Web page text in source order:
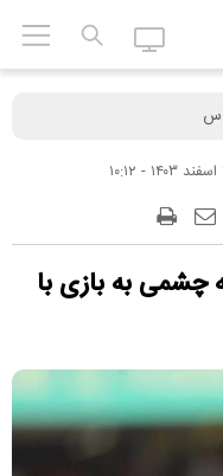
چشمی به بازی با